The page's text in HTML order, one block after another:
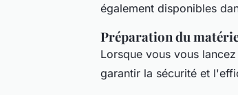
également disponibles
Préparation du
Lorsque vous vous
garantir la sécurité et